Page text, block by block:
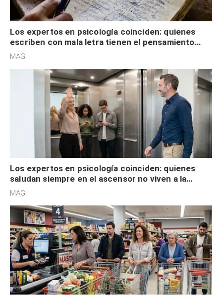
Los expertos en psicología coinciden: quienes
escriben con mala letra tienen el pensamiento
acelerado y no lo hacen por desinterés
MAG.
Los expertos en psicología coinciden: quienes
saludan siempre en el ascensor no viven a la
defensiva y tienen apertura social
MAG.